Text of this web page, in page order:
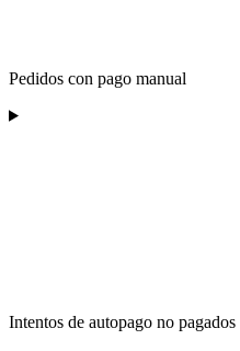
Pedidos con pago manual
Intentos de autopago no pagados